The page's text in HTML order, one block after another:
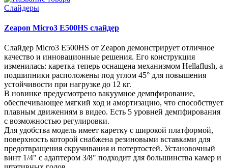
Слайдеры
Zeapon Micro3 E500HS слайдер
Слайдер Micro3 E500HS от Zeapon демонстрирует отличное
качество и инновационные решения. Его конструкция
изменилась: каретка теперь оснащена механизмом Hellaflush, а
подшипники расположены под углом 45° для повышения
устойчивости при нагрузке до 12 кг.
В новинке предусмотрено вакуумное демпфирование,
обеспечивающее мягкий ход и амортизацию, что способствует
плавным движениям в видео. Есть 5 уровней демпфирования
с возможностью регулировки.
Для удобства модель имеет каретку с широкой платформой,
поверхность которой снабжена резиновыми вставками для
предотвращения скручивания и потертостей. Установочный
винт 1/4" с адаптером 3/8" подходит для большинства камер и